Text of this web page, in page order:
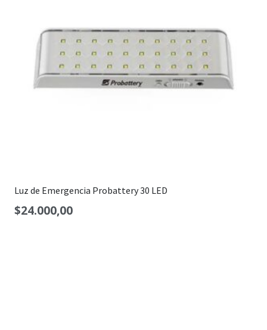
Luz de Emergencia Probattery 30 LED
$24.000,00